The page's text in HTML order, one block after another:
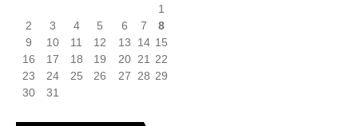
1
2
3 4 5 6 7
8
9
10 11 12 13 14 15
16
17 18 19 20 21 22
23
24 25 26 27 28 29
30
31